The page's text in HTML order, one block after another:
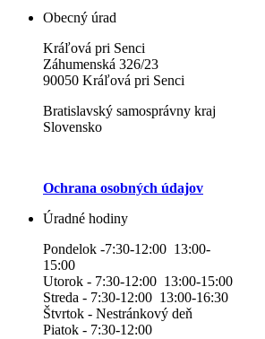
Obecný úrad
Kráľová pri Senci
Záhumenská 326/23
90050 Kráľová pri Senci
Bratislavský samosprávny kraj
Slovensko
Ochrana osobných údajov
Úradné hodiny
Pondelok -7:30-12:00 13:00-
15:00
Utorok - 7:30-12:00 13:00-15:00
Streda - 7:30-12:00 13:00-16:30
Štvrtok - Nestránkový deň
Piatok - 7:30-12:00